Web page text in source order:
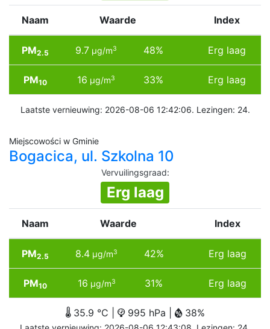
Naam Waarde Index
PM2.5 9.7 µg/m3 48% Erg laag
PM10 16 µg/m3 33% Erg laag
Laatste vernieuwing: 2026-08-06 12:42:06. Lezingen: 24.
Miejscowości w Gminie
Bogacica, ul. Szkolna 10
Vervuilingsgraad:
Erg laag
Naam Waarde Index
PM2.5 8.4 µg/m3 42% Erg laag
PM10 16 µg/m3 31% Erg laag
35.9 °C | 995 hPa | 38%